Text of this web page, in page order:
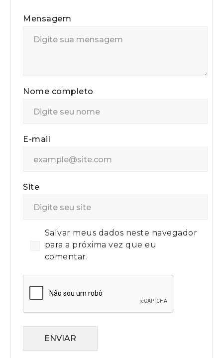
Mensagem
Nome completo
E-mail
Site
Salvar meus dados neste navegador
para a próxima vez que eu
comentar.
ENVIAR